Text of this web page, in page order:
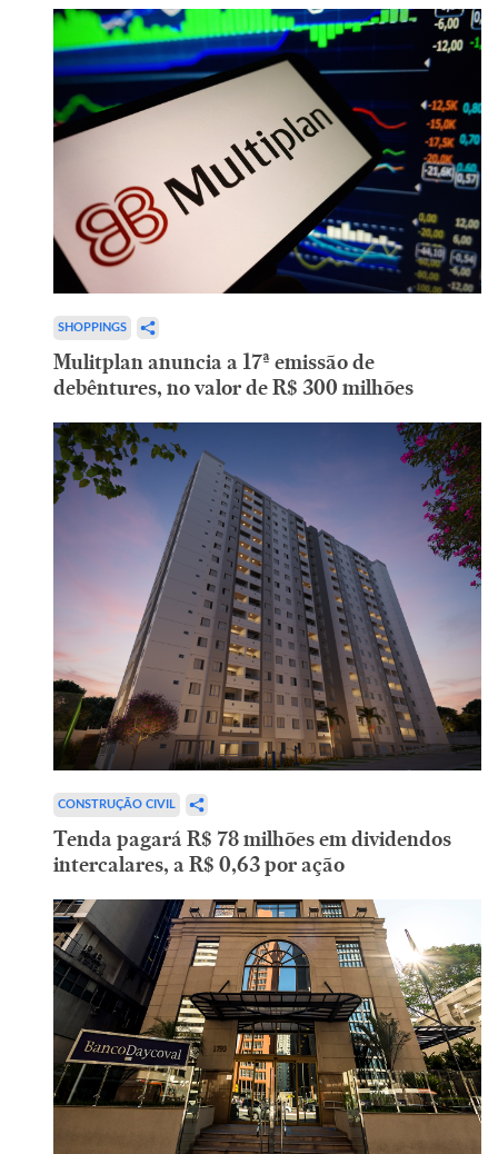
SHOPPINGS
Mulitplan anuncia a 17ª emissão de
debêntures, no valor de R$ 300 milhões
CONSTRUÇÃO CIVIL
Tenda pagará R$ 78 milhões em dividendos
intercalares, a R$ 0,63 por ação